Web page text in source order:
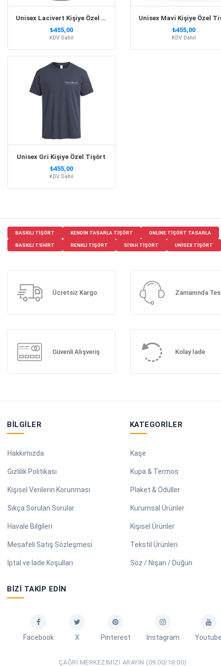
Unisex Lacivert Kişiye Özel Tişört
₺455,00
KDV Dahil
₺455,00
KDV Dahil
Unisex Gri Kişiye Özel Tişört
₺455,00
KDV Dahil
BASKILI TIŞÖRT KENDIN TASARLA TIŞÖRT ONLINE TIŞÖRT TASARLA
BASKILI TSHIRT RENKLI TIŞÖRT SIYAH TIŞÖRT UNISEX TIŞÖRT
Ücretsiz Kargo Zamanında
Güvenli Alışveriş Kolay İade
BILGILER
Hakkımızda
Gizlilik Politikası
Kişisel Verilerin Korunması
Sıkça Sorulan Sorular
Havale Bilgileri
Mesafeli Satış Sözleşmesi
İptal ve İade Koşulları
KATEGORILER
Kaşe
Kupa & Termos
Plaket & Ödüller
Kurumsal Ürünler
Kişisel Ürünler
Tekstil Ürünleri
Söz / Nişan / Düğün
BIZI TAKIP EDIN
Facebook X Pinterest Instagram
ÇAĞRI MERKEZIMIZI ARAYIN (09:00/18:00)